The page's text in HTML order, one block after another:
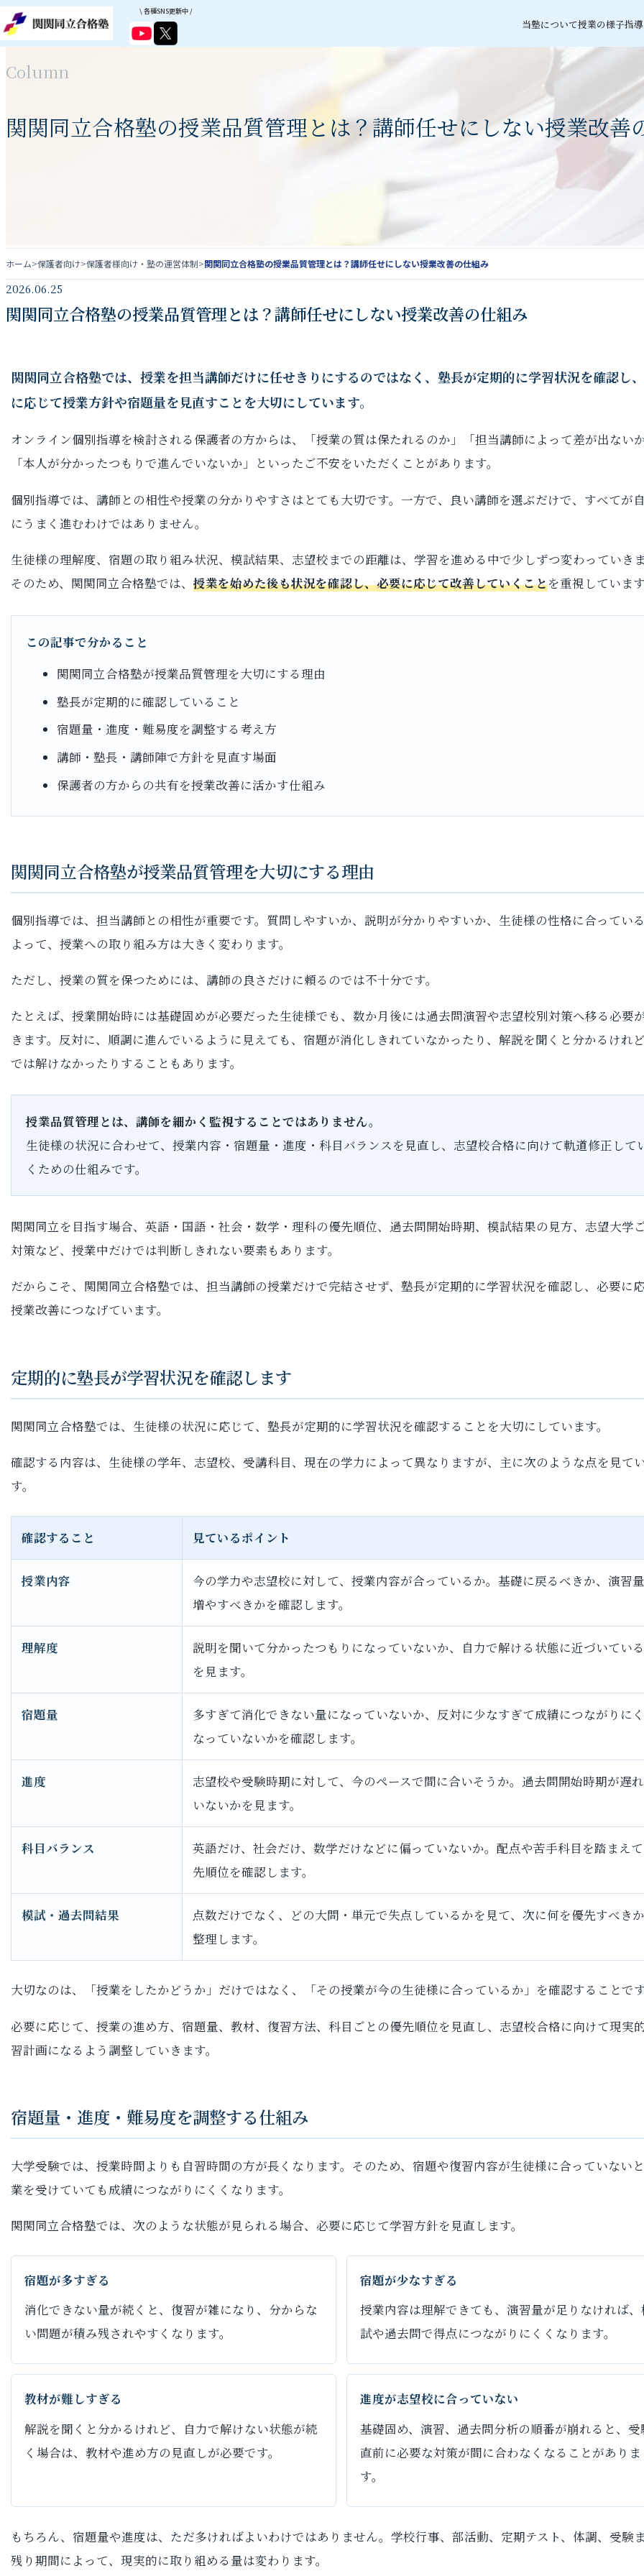
\ 各種SNS更新中 /
当塾について授業の様子指
Column
関関同立合格塾の授業品質管理とは？講師任せにしない授業改善
ホーム>保護者向け>保護者様向け・塾の運営体制>関関同立合格塾の授業品質管理とは？講師任せにしない授業改善の仕組み
2026.06.25
関関同立合格塾の授業品質管理とは？講師任せにしない授業改善の仕組み
関関同立合格塾では、授業を担当講師だけに任せきりにするのではなく、塾長が定期的に学習状況を確認し
に応じて授業方針や宿題量を見直すことを大切にしています。
オンライン個別指導を検討される保護者の方からは、「授業の質は保たれるのか」「担当講師によって差が出ない
「本人が分かったつもりで進んでいないか」といったご不安をいただくことがあります。
個別指導では、講師との相性や授業の分かりやすさはとても大切です。一方で、良い講師を選ぶだけで、すべてが
にうまく進むわけではありません。
生徒様の理解度、宿題の取り組み状況、模試結果、志望校までの距離は、学習を進める中で少しずつ変わっていき
そのため、関関同立合格塾では、 授業を始めた後も状況を確認し、必要に応じて改善していくことを重視していま
この記事で分かること
関関同立合格塾が授業品質管理を大切にする理由
塾長が定期的に確認していること
宿題量・進度・難易度を調整する考え方
講師・塾長・講師陣で方針を見直す場面
保護者の方からの共有を授業改善に活かす仕組み
関関同立合格塾が授業品質管理を大切にする理由
個別指導では、担当講師との相性が重要です。質問しやすいか、説明が分かりやすいか、生徒様の性格に合ってい
よって、授業への取り組み方は大きく変わります。
ただし、授業の質を保つためには、講師の良さだけに頼るのでは不十分です。
たとえば、授業開始時には基礎固めが必要だった生徒様でも、数か月後には過去問演習や志望校別対策へ移る必要
きます。反対に、順調に進んでいるように見えても、宿題が消化しきれていなかったり、解説を聞くと分かるけれ
では解けなかったりすることもあります。
授業品質管理とは、講師を細かく監視することではありません。
生徒様の状況に合わせて、授業内容・宿題量・進度・科目バランスを見直し、志望校合格に向けて軌道修正して
くための仕組みです。
関関同立を目指す場合、英語・国語・社会・数学・理科の優先順位、過去問開始時期、模試結果の見方、志望大学
対策など、授業中だけでは判断しきれない要素もあります。
だからこそ、関関同立合格塾では、担当講師の授業だけで完結させず、塾長が定期的に学習状況を確認し、必要に
授業改善につなげています。
定期的に塾長が学習状況を確認します
関関同立合格塾では、生徒様の状況に応じて、塾長が定期的に学習状況を確認することを大切にしています。
確認する内容は、生徒様の学年、志望校、受講科目、現在の学力によって異なりますが、主に次のような点を見て
す。
確認すること 見ているポイント
授業内容
今の学力や志望校に対して、授業内容が合っているか。基礎に戻るべきか、演習
増やすべきかを確認します。
理解度
説明を聞いて分かったつもりになっていないか、自力で解ける状態に近づいてい
を見ます。
宿題量
多すぎて消化できない量になっていないか、反対に少なすぎて成績につながりに
なっていないかを確認します。
進度
志望校や受験時期に対して、今のペースで間に合いそうか。過去問開始時期が遅
いないかを見ます。
科目バランス
英語だけ、社会だけ、数学だけなどに偏っていないか。配点や苦手科目を踏まえ
先順位を確認します。
模試・過去問結果
点数だけでなく、どの大問・単元で失点しているかを見て、次に何を優先すべき
整理します。
大切なのは、「授業をしたかどうか」だけではなく、「その授業が今の生徒様に合っているか」を確認することで
必要に応じて、授業の進め方、宿題量、教材、復習方法、科目ごとの優先順位を見直し、志望校合格に向けて現実
習計画になるよう調整していきます。
宿題量・進度・難易度を調整する仕組み
大学受験では、授業時間よりも自習時間の方が長くなります。そのため、宿題や復習内容が生徒様に合っていない
業を受けていても成績につながりにくくなります。
関関同立合格塾では、次のような状態が見られる場合、必要に応じて学習方針を見直します。
宿題が多すぎる
消化できない量が続くと、復習が雑になり、分からな
い問題が積み残されやすくなります。
宿題が少なすぎる
授業内容は理解できても、演習量が足りなければ、
試や過去問で得点につながりにくくなります。
教材が難しすぎる
解説を聞くと分かるけれど、自力で解けない状態が続
く場合は、教材や進め方の見直しが必要です。
進度が志望校に合っていない
基礎固め、演習、過去問分析の順番が崩れると、受
直前に必要な対策が間に合わなくなることがありま
す。
もちろん、宿題量や進度は、ただ多ければよいわけではありません。学校行事、部活動、定期テスト、体調、受験
残り期間によって、現実的に取り組める量は変わります。